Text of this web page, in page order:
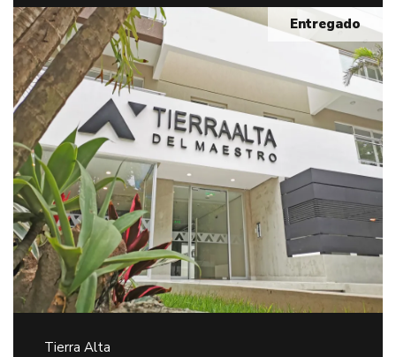
Entregado
Tierra Alta